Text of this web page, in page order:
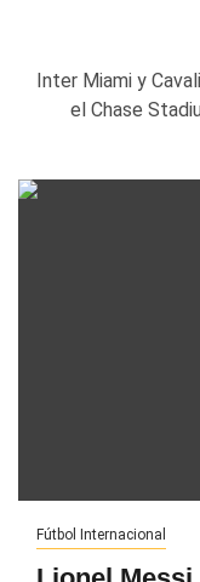
Inter Miami y
el Chase
Fútbol Internacional